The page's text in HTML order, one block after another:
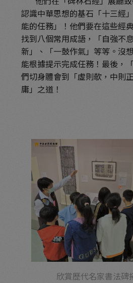
認識中華思想的基石「十三經
能的任務」！他們要在這些經
找到八個常用成語，「自強不
新」、「一鼓作氣」等等。沒
能根據提示完成任務！最後，
們切身體會到「虛則欹，中則
庸」之道！
欣賞歷代名家書法碑